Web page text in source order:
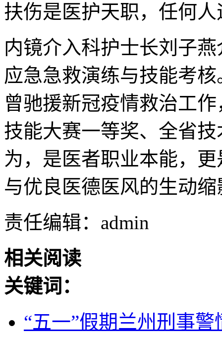
扶伤是医护天职，任何
内镜介入科护士长刘子
应急急救演练与技能考
曾驰援新冠疫情救治工
技能大赛一等奖、全省
为，是医者职业本能，
与优良医德医风的生动缩
责任编辑：admin
相关阅读
关键词：
“五一”假期兰州刑事